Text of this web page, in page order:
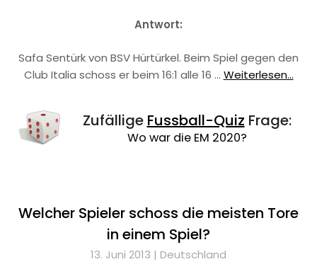
Antwort:
Safa Sentürk von BSV Hürtürkel. Beim Spiel gegen den
Club Italia schoss er beim 16:1 alle 16 … Weiterlesen...
Zufällige Fussball-Quiz Frage:
Wo war die EM 2020?
Welcher Spieler schoss die meisten Tore
in einem Spiel?
13. Juni 2013 | Deutschland